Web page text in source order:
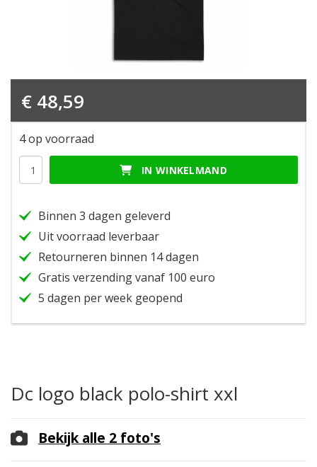
Dc logo black polo-shirt xxl
Bekijk alle 2 foto's
€ 48,59
4 op voorraad
Dc
logo
shirt
xxl
IN WINKELMAND
Binnen 3 dagen geleverd
Uit voorraad leverbaar
Retourneren binnen 14 dagen
Gratis verzending vanaf 100 euro
5 dagen per week geopend